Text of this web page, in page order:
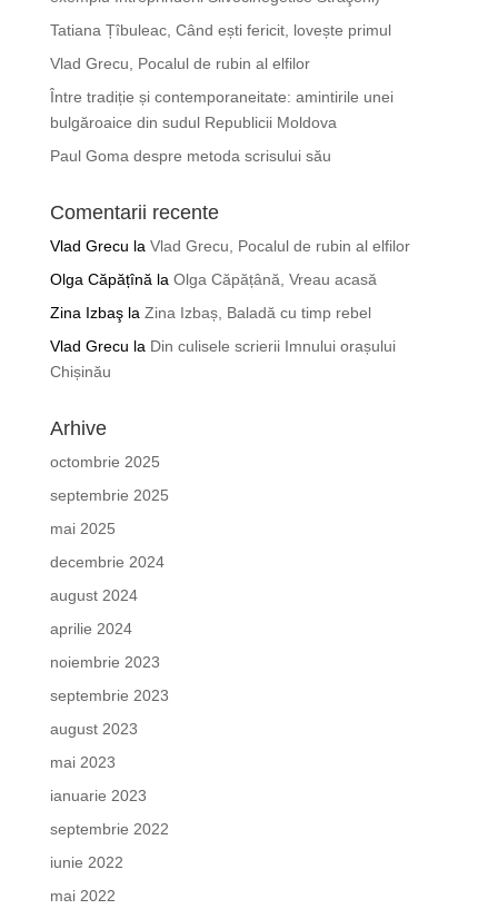
Tatiana Țîbuleac, Când ești fericit, lovește primul
Vlad Grecu, Pocalul de rubin al elfilor
Între tradiție și contemporaneitate: amintirile unei
bulgăroaice din sudul Republicii Moldova
Paul Goma despre metoda scrisului său
Comentarii recente
Vlad Grecu la Vlad Grecu, Pocalul de rubin al elfilor
Olga Căpățînă la Olga Căpățână, Vreau acasă
Zina Izbaşla Zina Izbaș, Baladă cu timp rebel
Vlad Grecu la Din culisele scrierii Imnului orașului
Chișinău
Arhive
octombrie 2025
septembrie 2025
mai 2025
decembrie 2024
august 2024
aprilie 2024
noiembrie 2023
septembrie 2023
august 2023
mai 2023
ianuarie 2023
septembrie 2022
iunie 2022
mai 2022